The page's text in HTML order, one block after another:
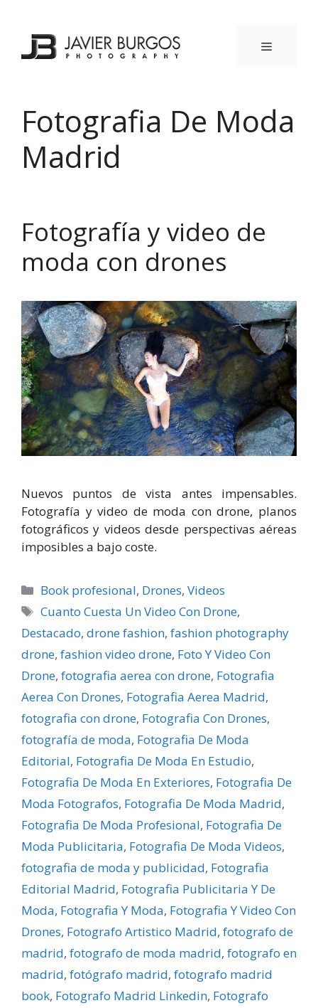
contenido
MENÚ
Fotografia De Moda
Madrid
Fotografía y video de
moda con drones
Nuevos puntos de vista antes impensables.
Fotografía y video de moda con drone, planos
fotográficos y videos desde perspectivas aéreas
imposibles a bajo coste.
Categorías
Book profesional, Drones,Videos
Etiquetas
Cuanto Cuesta Un Video Con Drone,
Destacado, drone fashion, fashion photography
drone, fashion video drone, Foto Y Video Con
Drone, fotografia aerea con drone, Fotografia
Aerea Con Drones, Fotografia Aerea Madrid,
fotografia con drone, Fotografia Con Drones,
fotografía de moda, Fotografia De Moda
Editorial, Fotografia De Moda En Estudio,
Fotografia De Moda En Exteriores, Fotografia De
Moda Fotografos, Fotografia De Moda Madrid,
Fotografia De Moda Profesional, Fotografia De
Moda Publicitaria, Fotografia De Moda Videos,
fotografia de moda y publicidad, Fotografia
Editorial Madrid, Fotografia Publicitaria Y De
Moda, Fotografia Y Moda, Fotografia Y Video Con
Drones, Fotografo Artistico Madrid, fotografo de
madrid, fotografo de moda madrid, fotografo en
madrid, fotógrafo madrid, fotografo madrid
book, Fotografo Madrid Linkedin, Fotografo